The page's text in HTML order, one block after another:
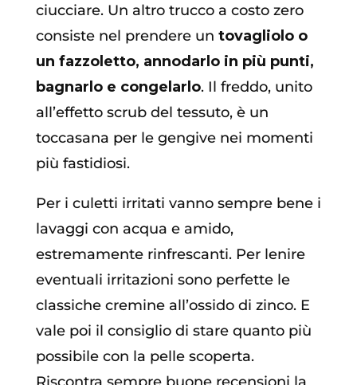
ciucciare. Un altro trucco a costo zero
consiste nel prendere un tovagliolo o
un fazzoletto, annodarlo in più punti,
bagnarlo e congelarlo. Il freddo, unito
all’effetto scrub del tessuto, è un
toccasana per le gengive nei momenti
più fastidiosi.
Per i culetti irritati vanno sempre bene i
lavaggi con acqua e amido,
estremamente rinfrescanti. Per lenire
eventuali irritazioni sono perfette le
classiche cremine all’ossido di zinco. E
vale poi il consiglio di stare quanto più
possibile con la pelle scoperta.